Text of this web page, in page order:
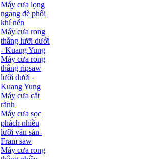
Máy cưa lọng
ngang đè phôi
khí nén
Máy cưa rong
thẳng lưỡi dưới
- Kuang Yung
Máy cưa rong
thẳng ripsaw
lưỡi dưới -
Kuang Yung
Máy cưa cắt
rãnh
Máy cưa sọc
phách nhiều
lưỡi ván sàn-
Fram saw
Máy cưa rong